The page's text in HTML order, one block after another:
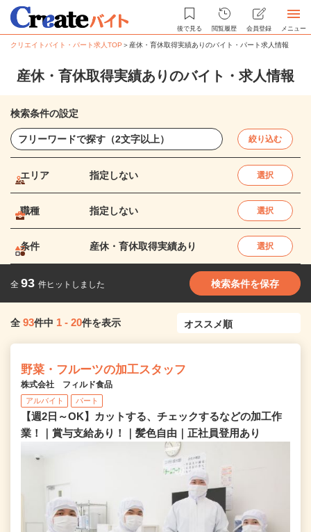
後で見る 閲覧履歴 会員登録 メニュー
クリエイトバイト・パート求人TOP ＞ 産休・育休取得実績ありのバイト・パート求人情報
産休・育休取得実績ありのバイト・求人情報
検索条件の設定
絞り込む
エリア 指定しない 選択
職種 指定しない 選択
条件 産休・育休取得実績あり 選択
全 93 件ヒットしました 検索条件を保存
全 93件中 1 - 20件を表示
野菜・フルーツの加工スタッフ
株式会社 フィルド食品
アルバイト パート
【週2日～OK】カットする、チェックするなどの加工作
業！｜賞与支給あり！｜髪色自由｜正社員登用あり